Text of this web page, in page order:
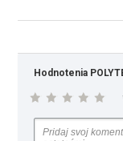
Hodnotenia